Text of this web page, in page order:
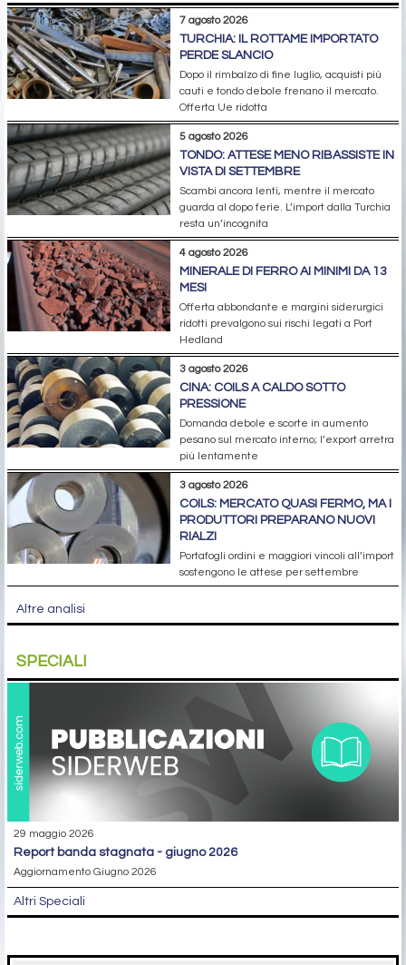
7 agosto 2026
TURCHIA: IL ROTTAME IMPORTATO
PERDE SLANCIO
Dopo il rimbalzo di fine luglio, acquisti più
cauti e tondo debole frenano il mercato.
Offerta Ue ridotta
5 agosto 2026
TONDO: ATTESE MENO RIBASSISTE IN
VISTA DI SETTEMBRE
Scambi ancora lenti, mentre il mercato
guarda al dopo ferie. L’import dalla Turchia
resta un’incognita
4 agosto 2026
MINERALE DI FERRO AI MINIMI DA 13
MESI
Offerta abbondante e margini siderurgici
ridotti prevalgono sui rischi legati a Port
Hedland
3 agosto 2026
CINA: COILS A CALDO SOTTO
PRESSIONE
Domanda debole e scorte in aumento
pesano sul mercato interno; l’export arretra
più lentamente
3 agosto 2026
COILS: MERCATO QUASI FERMO, MA I
PRODUTTORI PREPARANO NUOVI
RIALZI
Portafogli ordini e maggiori vincoli all’import
sostengono le attese per settembre
Altre analisi
SPECIALI
29 maggio 2026
report banda stagnata - giugno 2026
Aggiornamento Giugno 2026
Altri Speciali